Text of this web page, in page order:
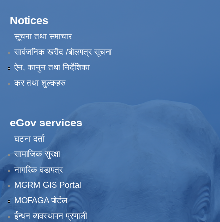
Notices
सूचना तथा समाचार
सार्वजनिक खरीद /बोलपत्र सूचना
ऐन, कानुन तथा निर्देशिका
कर तथा शुल्कहरु
eGov services
घटना दर्ता
सामाजिक सुरक्षा
नागरिक वडापत्र
MGRM GIS Portal
MOFAGA पोर्टल
ईन्धन व्यवस्थापन प्रणाली